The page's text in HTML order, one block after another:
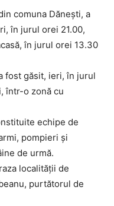
comuna Dănești, a
în jurul orei 21.00,
în jurul orei 13.30
fost găsit, ieri, în jurul
într-o zonă cu
echipe de
pompieri și
de urmă.
localității de
purtătorul de